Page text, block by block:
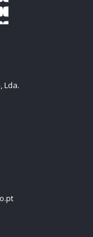
Lda.